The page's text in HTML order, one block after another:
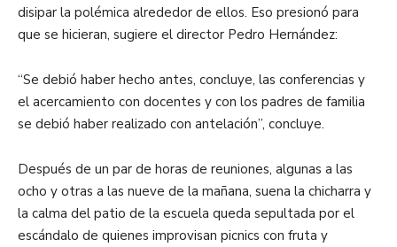
disipar la polémica alrededor de ellos. Eso presionó para
que se hicieran, sugiere el director Pedro Hernández:
“Se debió haber hecho antes, concluye, las conferencias y
el acercamiento con docentes y con los padres de familia
se debió haber realizado con antelación”, concluye.
Después de un par de horas de reuniones, algunas a las
ocho y otras a las nueve de la mañana, suena la chicharra y
la calma del patio de la escuela queda sepultada por el
escándalo de quienes improvisan picnics con fruta y